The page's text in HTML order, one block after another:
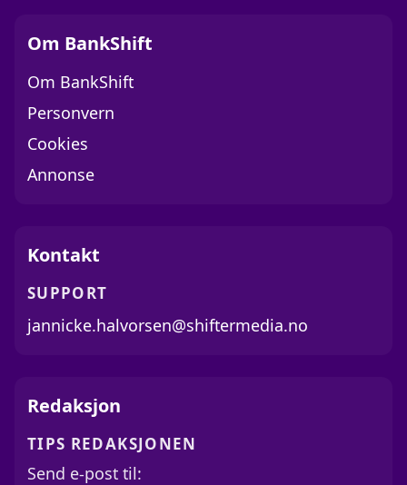
Om BankShift
Om BankShift
Personvern
Cookies
Annonse
Kontakt
SUPPORT
jannicke.halvorsen@shiftermedia.no
Redaksjon
TIPS REDAKSJONEN
Send e-post til: